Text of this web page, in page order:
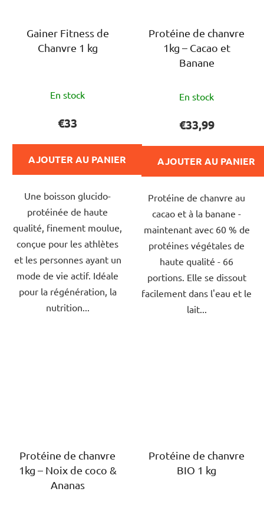
Gainer Fitness de
Chanvre 1 kg
moyenne
du
de
sur
5
étoiles.
En stock
€33
AJOUTER AU PANIER
Une boisson glucido-
protéinée de haute
qualité, finement moulue,
conçue pour les athlètes
et les personnes ayant un
mode de vie actif. Idéale
pour la régénération, la
nutrition...
Protéine de chanvre
1kg – Cacao et
Banane
moyenne
du
produit
de
sur
5
étoiles.
En stock
€33,99
AJOUTER AU PANIER
Protéine de chanvre au
cacao et à la banane -
maintenant avec 60 % de
protéines végétales de
haute qualité - 66
portions. Elle se dissout
facilement dans l'eau et le
lait...
Protéine de chanvre
1kg – Noix de coco &
Ananas
Protéine de chanvre
BIO 1 kg